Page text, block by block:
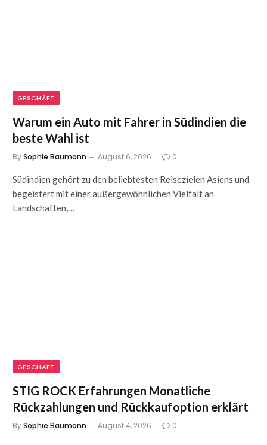
GESCHÄFT
Warum ein Auto mit Fahrer in Südindien die
beste Wahl ist
BySophie Baumann August 6, 2026 0
Südindien gehört zu den beliebtesten Reisezielen Asiens und
begeistert mit einer außergewöhnlichen Vielfalt an
Landschaften,…
GESCHÄFT
STIG ROCK Erfahrungen Monatliche
Rückzahlungen und Rückkaufoption erklärt
BySophie Baumann August 4, 2026 0